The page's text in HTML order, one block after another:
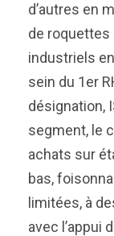
d’autres en
de roquettes
industriels
sein du 1er
désignation,
segment, le
achats sur
bas,
limitées, à
avec l’appui